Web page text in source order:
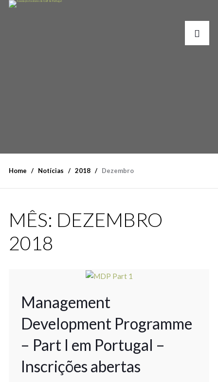
Home Notícias 2018 Dezembro
MÊS: DEZEMBRO
2018
Management
Development Programme
– Part I em Portugal –
Inscrições abertas